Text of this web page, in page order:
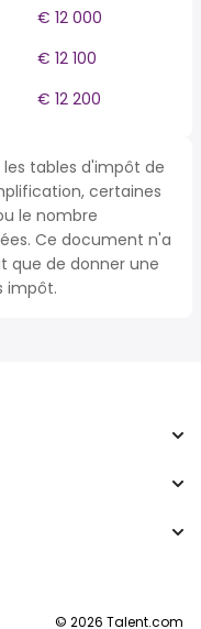
€ 12 000
€ 12 100
€ 12 200
les tables d'impôt de
certaines
le nombre
Ce document n'a
que de donner une
impôt.
© 2026 Talent.com